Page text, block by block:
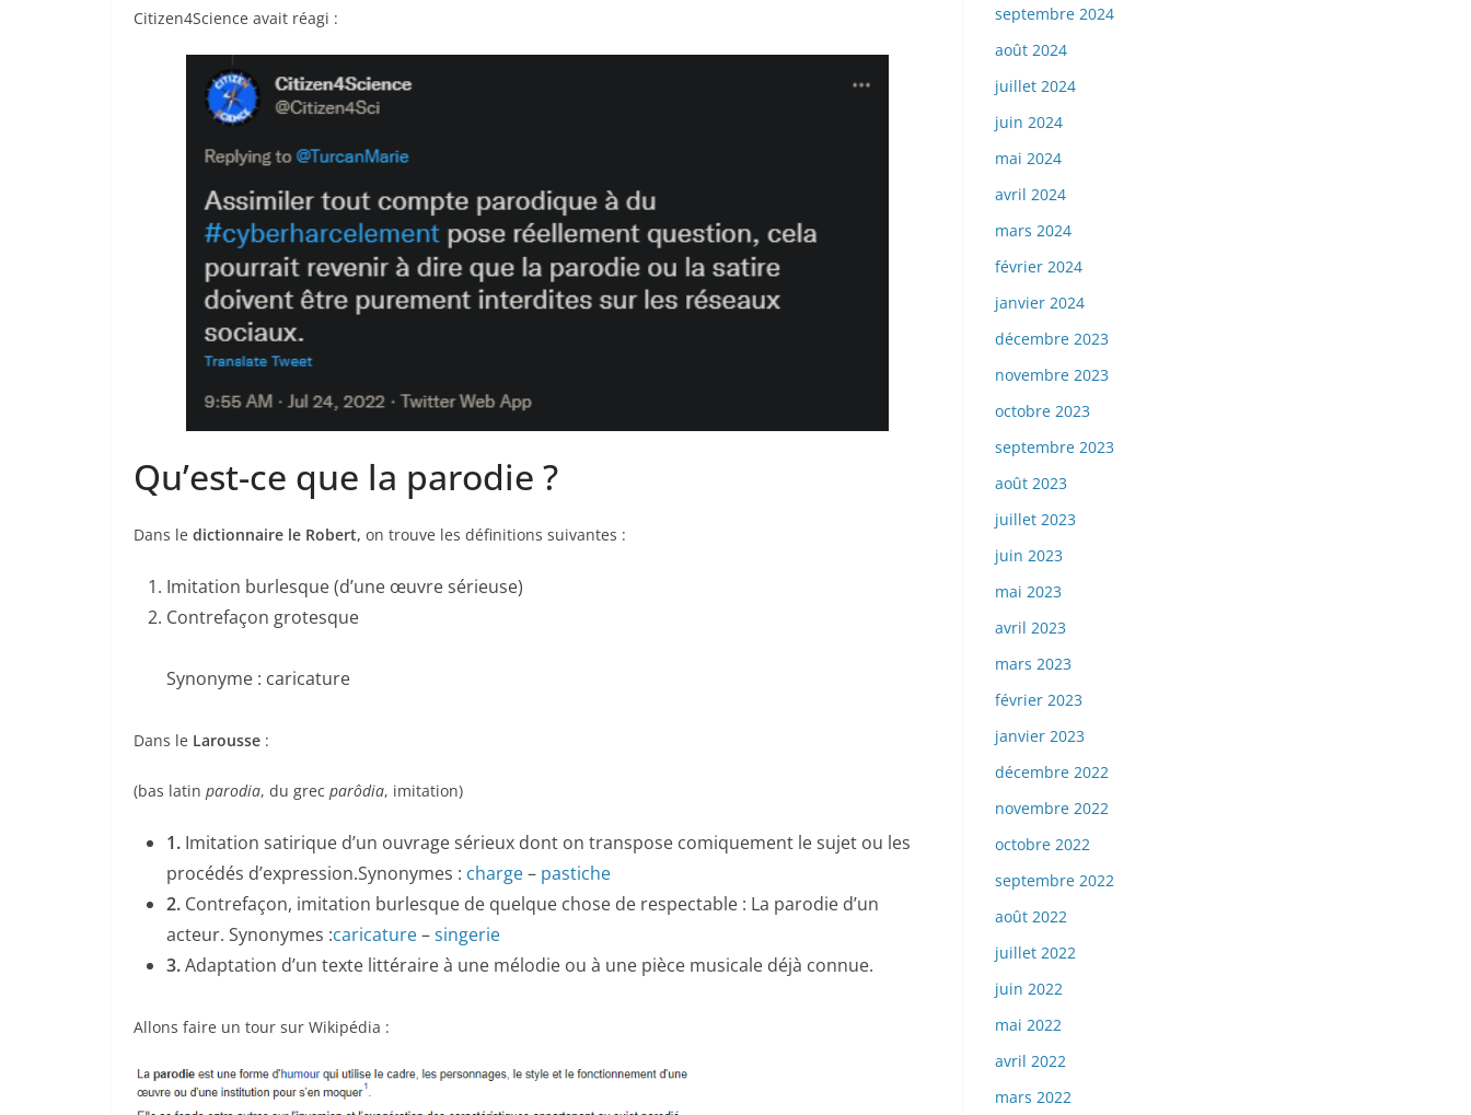
Citizen4Science avait réagi :
Qu’est-ce que la parodie ?
Dans le dictionnaire le Robert, on trouve les définitions suivantes :
Imitation burlesque (d’une œuvre sérieuse)
Contrefaçon grotesque
Synonyme : caricature
Dans le Larousse :
(bas latin parodia, du grec parôdia, imitation)
1. Imitation satirique d’un ouvrage sérieux dont on transpose comiquement le sujet ou les
procédés d’expression.Synonymes : charge– pastiche
2. Contrefaçon, imitation burlesque de quelque chose de respectable : La parodie d’un
acteur. Synonymes :caricature–singerie
3.Adaptation d’un texte littéraire à une mélodie ou à une pièce musicale déjà connue.
Allons faire un tour sur Wikipédia :
septembre 2024
août 2024
juillet 2024
juin 2024
mai 2024
avril 2024
mars 2024
février 2024
janvier 2024
décembre 2023
novembre 2023
octobre 2023
septembre 2023
août 2023
juillet 2023
juin 2023
mai 2023
avril 2023
mars 2023
février 2023
janvier 2023
décembre 2022
novembre 2022
octobre 2022
septembre 2022
août 2022
juillet 2022
juin 2022
mai 2022
avril 2022
mars 2022